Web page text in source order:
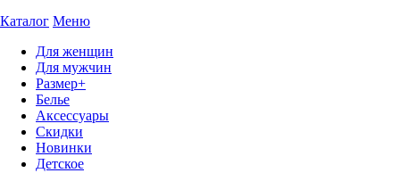
Каталог Меню
Для женщин
Для мужчин
Размер+
Белье
Аксессуары
Скидки
Новинки
Детское